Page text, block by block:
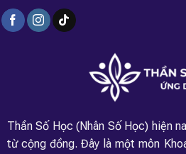
Thần Số Học (Nhân Số Học) hiện
từ cộng đồng. Đây là một môn